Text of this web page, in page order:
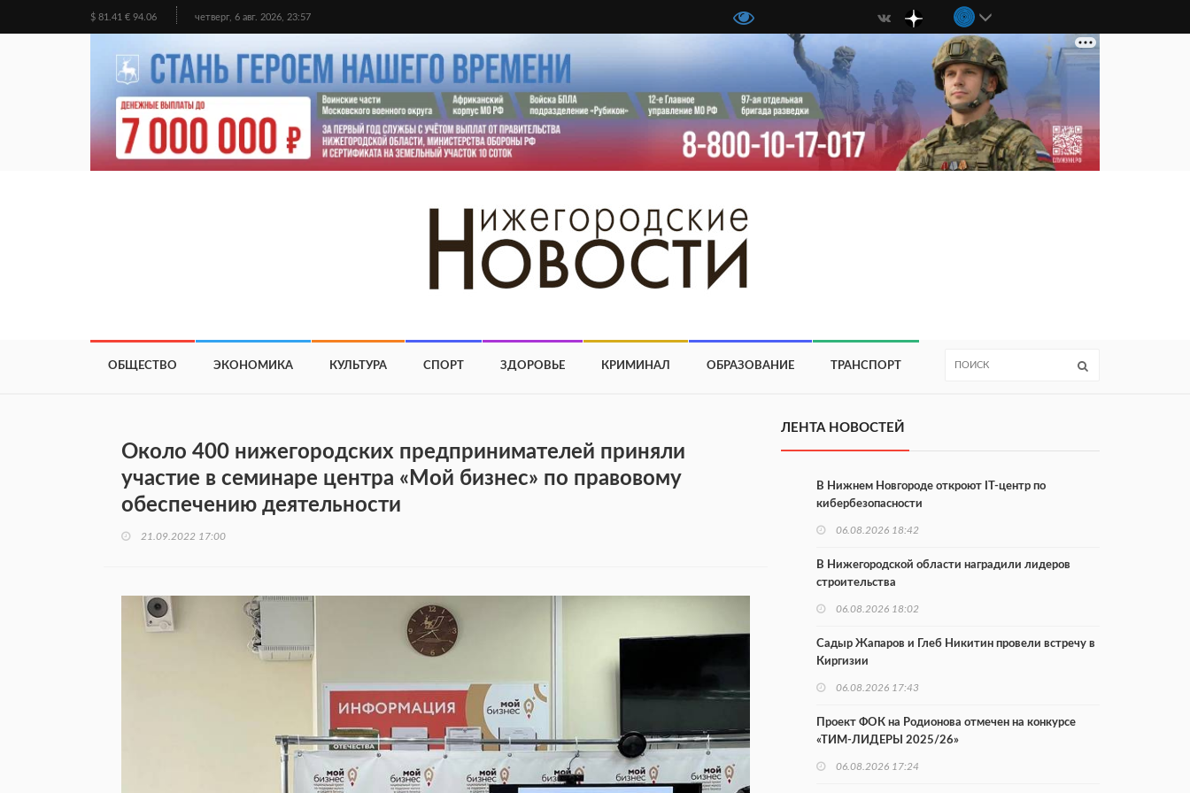
$ 81.41 € 94.06 четверг, 6 авг. 2026, 23:57
ОБЩЕСТВО ЭКОНОМИКА КУЛЬТУРА СПОРТ ЗДОРОВЬЕ КРИМИНАЛ ОБРАЗОВАНИЕ ТРАНСПОРТ
Около 400 нижегородских предпринимателей приняли
участие в семинаре центра «Мой бизнес» по правовому
обеспечению деятельности
21.09.2022 17:00
ЛЕНТА НОВОСТЕЙ
В Нижнем Новгороде откроют IT-центр по
кибербезопасности
06.08.2026 18:42
В Нижегородской области наградили лидеров
строительства
06.08.2026 18:02
Садыр Жапаров и Глеб Никитин провели встречу в
Киргизии
06.08.2026 17:43
Проект ФОК на Родионова отмечен на конкурсе
«ТИМ-ЛИДЕРЫ 2025/26»
06.08.2026 17:24